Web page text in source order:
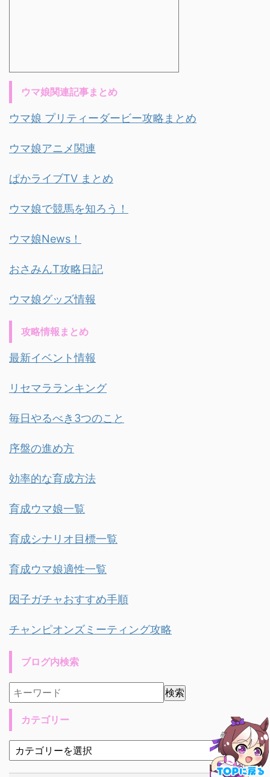
ウマ娘関連記事まとめ
ウマ娘 プリティーダービー攻略まとめ
ウマ娘アニメ関連
ぱかライブTV まとめ
ウマ娘で競馬を知ろう！
ウマ娘News！
おさみんT攻略日記
ウマ娘グッズ情報
攻略情報まとめ
最新イベント情報
リセマラランキング
毎日やるべき3つのこと
序盤の進め方
効率的な育成方法
育成ウマ娘一覧
育成シナリオ目標一覧
育成ウマ娘適性一覧
因子ガチャおすすめ手順
チャンピオンズミーティング攻略
ブログ内検索
カテゴリー